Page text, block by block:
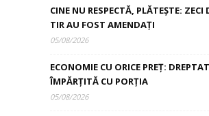
CINE NU RESPECTĂ, PLĂTEȘTE: ZECI
TIR AU FOST AMENDAȚI
05/08/2026
ECONOMIE CU ORICE PREȚ:
ÎMPĂRȚITĂ CU PORȚIA
05/08/2026